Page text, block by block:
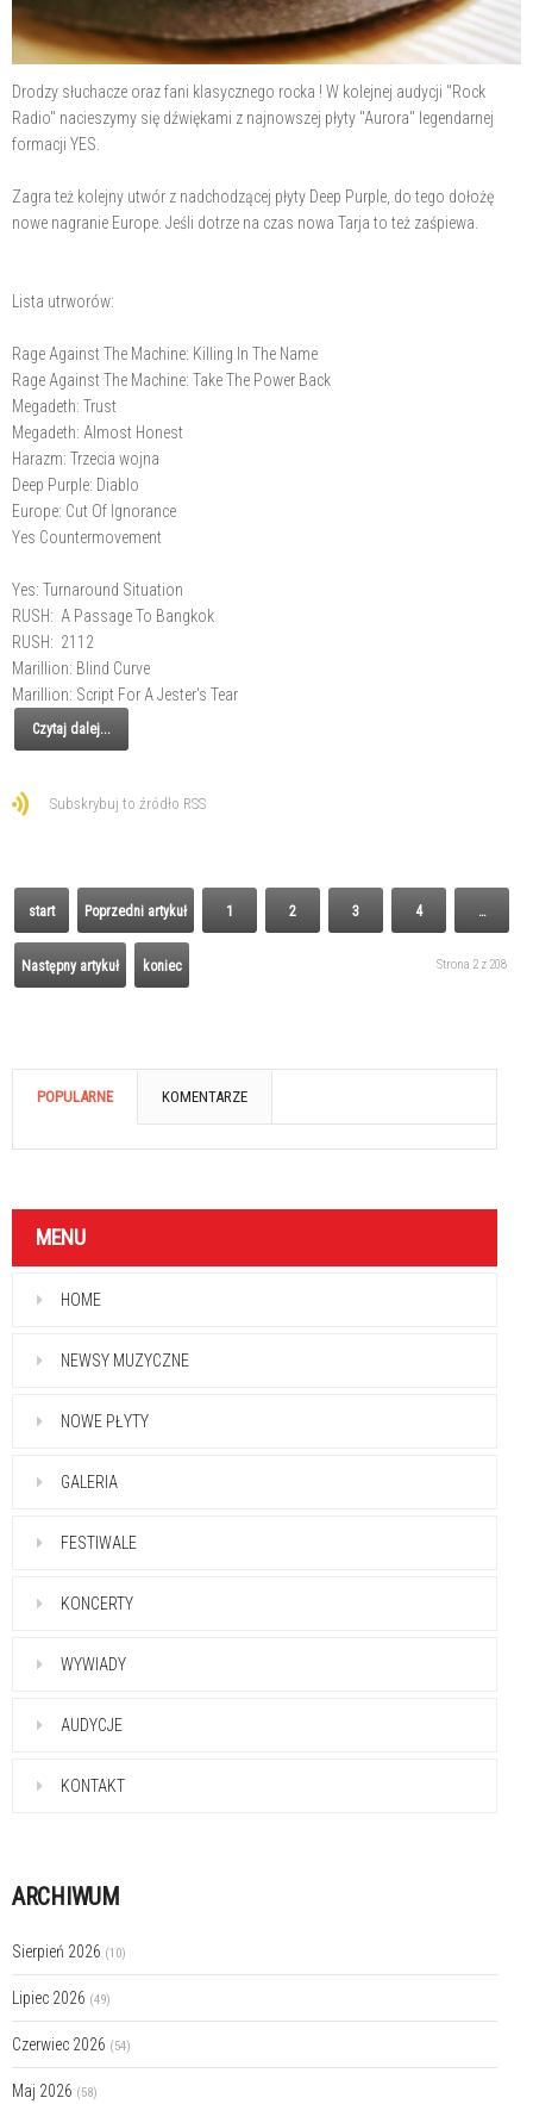
Drodzy słuchacze oraz fani klasycznego rocka ! W kolejnej audycji "Rock
Radio" nacieszymy się dźwiękami z najnowszej płyty "Aurora" legendarnej
formacji YES.
Zagra też kolejny utwór z nadchodzącej płyty Deep Purple, do tego dołożę
nowe nagranie Europe. Jeśli dotrze na czas nowa Tarja to też zaśpiewa.
Lista utrworów:
Rage Against The Machine: Killing In The Name
Rage Against The Machine: Take The Power Back
Megadeth: Trust
Megadeth: Almost Honest
Harazm: Trzecia wojna
Deep Purple: Diablo
Europe: Cut Of Ignorance
Yes Countermovement
Yes: Turnaround Situation
RUSH: A Passage To Bangkok
RUSH: 2112
Marillion: Blind Curve
Marillion: Script For A Jester's Tear
Czytaj dalej...
Subskrybuj to źródło RSS
start Poprzedni artykuł 1 2 3 4 …
Następny artykuł koniec Strona 2 z 208
POPULARNE KOMENTARZE
MENU
HOME
NEWSY MUZYCZNE
NOWE PŁYTY
GALERIA
FESTIWALE
KONCERTY
WYWIADY
AUDYCJE
KONTAKT
ARCHIWUM
Sierpień 2026 (10)
Lipiec 2026 (49)
Czerwiec 2026 (54)
Maj 2026 (58)